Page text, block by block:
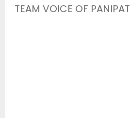
TEAM VOICE OF PANIPAT